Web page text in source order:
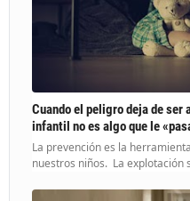
Cuando el peligro deja de ser
infantil no es algo que le
La prevención es la
nuestros niños. La